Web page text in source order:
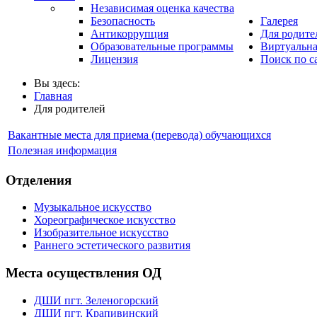
Независимая оценка качества
Безопасность
Антикоррупция
Образовательные программы
Лицензия
Галерея
Для
Поиск по
Вы здесь:
Главная
Для родителей
Вакантные места для приема (перевода) обучающихся
Полезная информация
Отделения
Музыкальное искусство
Хореографическое искусство
Изобразительное искусство
Раннего эстетического развития
Места осуществления ОД
ДШИ пгт. Зеленогорский
ДШИ пгт. Крапивинский